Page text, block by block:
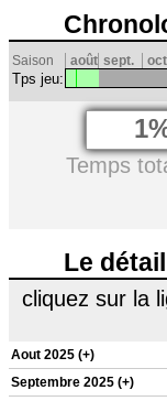
Saison août sept.
Tps jeu:
Temps
Le
cliquez sur la
Aout 2025 (+)
Septembre 2025 (+)